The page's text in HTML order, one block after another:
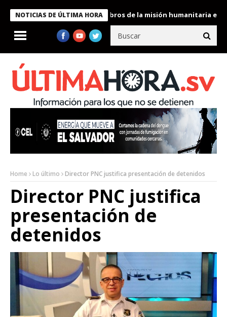
NOTICIAS DE ÚLTIMA HORA
Bukele condecora a miembros de la misión humanitaria enviada
Home Lo último Director PNC justifica presentación de detenidos
Director PNC justifica
presentación de
detenidos